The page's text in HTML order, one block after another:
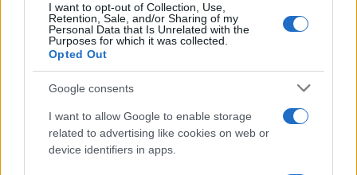
I want to opt-out of Collection, Use,
Retention, Sale, and/or Sharing of my
Personal Data that Is Unrelated with the
Purposes for which it was collected.
Opted Out
Google consents
I want to allow Google to enable storage
related to advertising like cookies on web or
device identifiers in apps.
Insieme all’abbigliamento estivo da donna, ecco le
miglioriBirkenstockda abbinare.
AUTORE
Simona Bernini